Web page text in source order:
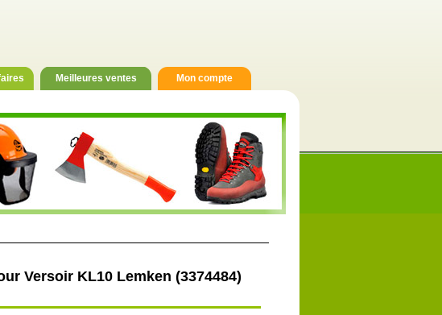
Meilleures ventes Mon compte
Versoir KL10 Lemken (3374484)